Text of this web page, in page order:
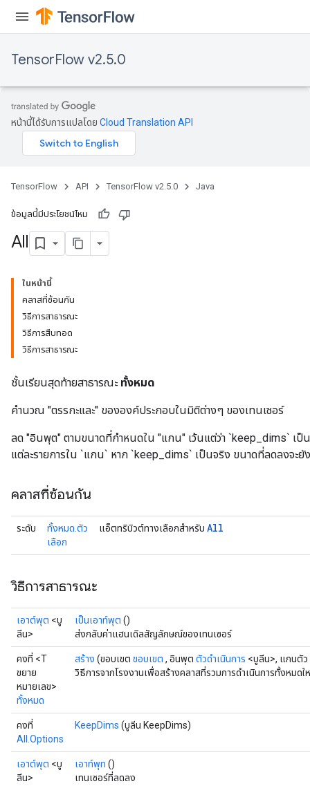
TensorFlow v2.5.0
หน้านี้ได้รับการแปลโดย Cloud Translation API
TensorFlow API TensorFlow v2.5.0 Java
ข้อมูลนี้มีประโยชน์ไหม
All
ในหน้านี้
คลาสที่ซ้อนกัน
วิธีการสาธารณะ
วิธีการสืบทอด
วิธีการสาธารณะ
ชั้นเรียนสุดท้ายสาธารณะ ทั้งหมด
คำนวณ "ตรรกะและ" ขององค์ประกอบในมิติต่างๆ ของเทนเซอร์
ลด "อินพุต" ตามขนาดที่กำหนดใน "แกน" เว้นแต่ว่า `keep_dims` เป็
แต่ละรายการใน `แกน` หาก `keep_dims` เป็นจริง ขนาดที่ลดลงจะยั
คลาสที่ซ้อนกัน
ระดับ
ทั้งหมด.ตัว
เลือก
แอ็ตทริบิวต์ทางเลือกสำหรับ All
วิธีการสาธารณะ
เอาต์พุต <บู
ลีน>
เป็นเอาท์พุต ()
ส่งกลับค่าแฮนเดิลสัญลักษณ์ของเทนเซอร์
คงที่ <T
ขยาย
หมายเลข>
ทั้งหมด
สร้าง (ขอบเขต ขอบเขต , อินพุต ตัวดำเนินการ <บูลีน>, แกนตัว
วิธีการจากโรงงานเพื่อสร้างคลาสที่รวมการดำเนินการทั้งหมดใ
คงที่
All.Options
KeepDims (บูลีน KeepDims)
เอาต์พุต <บู
ลีน>
เอาท์พุท ()
เทนเซอร์ที่ลดลง